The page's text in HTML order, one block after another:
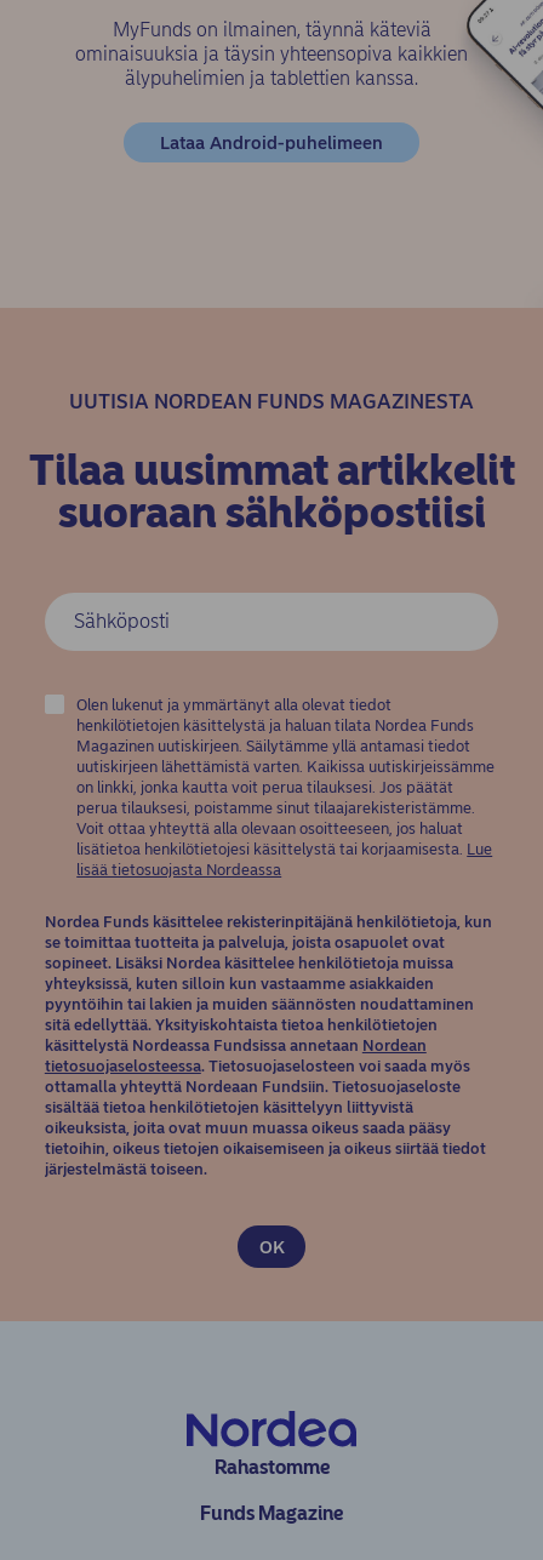
MyFunds on ilmainen, täynnä käteviä
ominaisuuksia ja täysin yhteensopiva kaikkien
älypuhelimien ja tablettien kanssa.
Lataa Android-puhelimeen (opens in new
UUTISIA NORDEAN FUNDS MAGAZINESTA
Tilaa uusimmat artikkelit
suoraan sähköpostiisi
Olen lukenut ja ymmärtänyt alla olevat tiedot
henkilötietojen käsittelystä ja haluan tilata Nordea Funds
Magazinen uutiskirjeen. Säilytämme yllä antamasi tiedot
uutiskirjeen lähettämistä varten. Kaikissa uutiskirjeissämme
on linkki, jonka kautta voit perua tilauksesi. Jos päätät
perua tilauksesi, poistamme sinut tilaajarekisteristämme.
Voit ottaa yhteyttä alla olevaan osoitteeseen, jos haluat
lisätietoa henkilötietojesi käsittelystä tai korjaamisesta. Lue
lisää tietosuojasta Nordeassa
Nordea Funds käsittelee rekisterinpitäjänä henkilötietoja, kun
se toimittaa tuotteita ja palveluja, joista osapuolet ovat
sopineet. Lisäksi Nordea käsittelee henkilötietoja muissa
yhteyksissä, kuten silloin kun vastaamme asiakkaiden
pyyntöihin tai lakien ja muiden säännösten noudattaminen
sitä edellyttää. Yksityiskohtaista tietoa henkilötietojen
käsittelystä Nordeassa Fundsissa annetaan Nordean
tietosuojaselosteessa(opens in new window)
. Tietosuojaselosteen voi saada myös
ottamalla yhteyttä Nordeaan Fundsiin. Tietosuojaseloste
sisältää tietoa henkilötietojen käsittelyyn liittyvistä
oikeuksista, joita ovat muun muassa oikeus saada pääsy
tietoihin, oikeus tietojen oikaisemiseen ja oikeus siirtää tiedot
järjestelmästä toiseen.
Rahastomme
Funds Magazine